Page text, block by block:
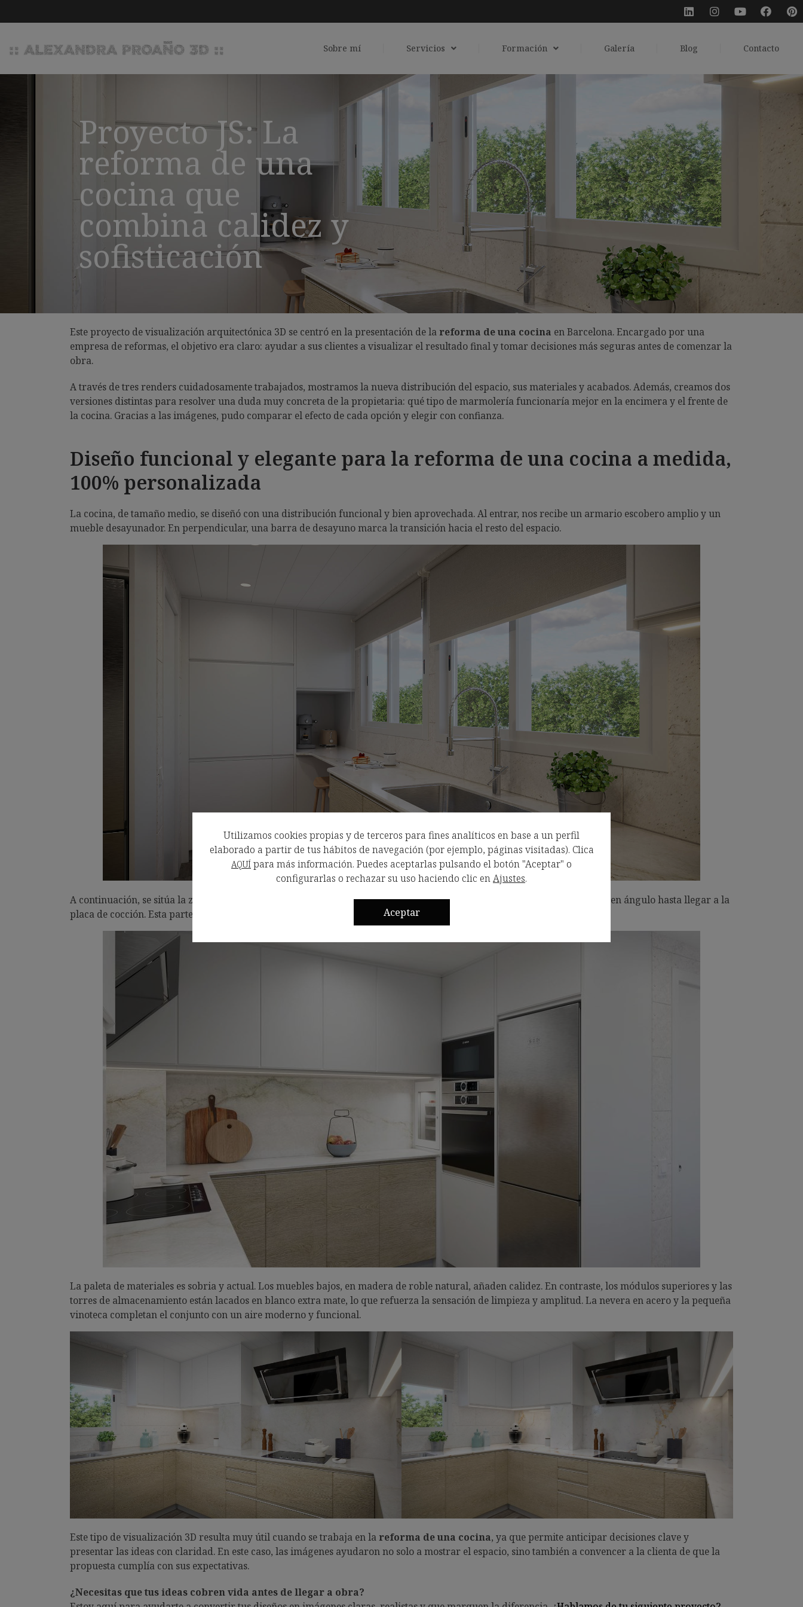
Sobre mí Servicios Formación Galería Blog Contacto
Proyecto JS: La
reforma de una
cocina que
combina calidez y
sofisticación
Este proyecto de visualización arquitectónica 3D se centró en la presentación de la reforma de una cocina en Barcelona. Encargado por una
empresa de reformas, el objetivo era claro: ayudar a sus clientes a visualizar el resultado final y tomar decisiones más seguras antes de comenzar la
obra.
A través de tres renders cuidadosamente trabajados, mostramos la nueva distribución del espacio, sus materiales y acabados. Además, creamos dos
versiones distintas para resolver una duda muy concreta de la propietaria: qué tipo de marmolería funcionaría mejor en la encimera y el frente de
la cocina. Gracias a las imágenes, pudo comparar el efecto de cada opción y elegir con confianza.
Diseño funcional y elegante para la reforma de una cocina a medida,
100% personalizada
La cocina, de tamaño medio, se diseñó con una distribución funcional y bien aprovechada. Al entrar, nos recibe un armario escobero amplio y un
mueble desayunador. En perpendicular, una barra de desayuno marca la transición hacia el resto del espacio.
A continuación, se sitúa la zona del fregadero, iluminada por una gran ventana, y la superficie de preparación, que gira en ángulo hasta llegar a la
placa de cocción. Esta parte finaliza con una campana decorativa negra que aporta un toque de contraste y estilo.
La paleta de materiales es sobria y actual. Los muebles bajos, en madera de roble natural, añaden calidez. En contraste, los módulos superiores y las
torres de almacenamiento están lacados en blanco extra mate, lo que refuerza la sensación de limpieza y amplitud. La nevera en acero y la pequeña
vinoteca completan el conjunto con un aire moderno y funcional.
Este tipo de visualización 3D resulta muy útil cuando se trabaja en la reforma de una cocina, ya que permite anticipar decisiones clave y
presentar las ideas con claridad. En este caso, las imágenes ayudaron no solo a mostrar el espacio, sino también a convencer a la clienta de que la
propuesta cumplía con sus expectativas.
¿Necesitas que tus ideas cobren vida antes de llegar a obra?
Utilizamos cookies propias y de terceros para fines analíticos en base a un perfil
elaborado a partir de tus hábitos de navegación (por ejemplo, páginas visitadas). Clica
AQUÍ para más información. Puedes aceptarlas pulsando el botón "Aceptar" o
configurarlas o rechazar su uso haciendo clic enAjustes.
Aceptar